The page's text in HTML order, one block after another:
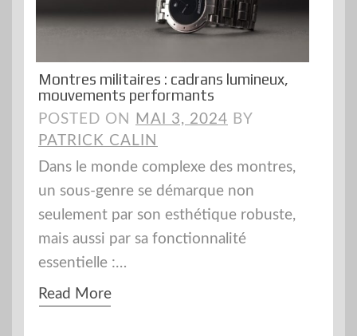
Montres militaires : cadrans lumineux,
mouvements performants
POSTED ON MAI 3, 2024 BY
PATRICK CALIN
Dans le monde complexe des montres,
un sous-genre se démarque non
seulement par son esthétique robuste,
mais aussi par sa fonctionnalité
essentielle :…
Read More